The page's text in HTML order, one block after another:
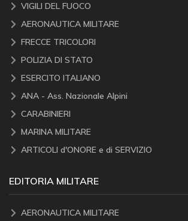
VIGILI DEL FUOCO
AERONAUTICA MILITARE
FRECCE TRICOLORI
POLIZIA DI STATO
ESERCITO ITALIANO
ANA - Ass. Nazionale Alpini
CARABINIERI
MARINA MILITARE
ARTICOLI d'ONORE e di SERVIZIO
EDITORIA MILITARE
AERONAUTICA MILITARE